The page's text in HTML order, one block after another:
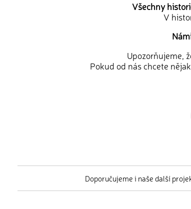
Všechny
V
Upozorňujeme,
Pokud od nás chcete
Doporučujeme i naše další